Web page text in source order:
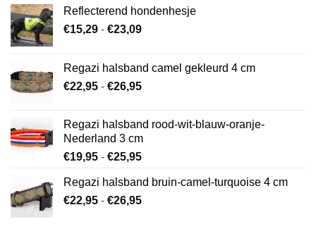
Reflecterend hondenhesje
€15,29 - €23,09Prijsklasse:
€23,09
Regazi halsband camel gekleurd 4 cm
€22,95 - €26,95Prijsklasse:
€26,95
Regazi halsband rood-wit-blauw-oranje-
Nederland 3 cm
€19,95 - €25,95Prijsklasse:
tot
€25,95
Regazi halsband bruin-camel-turquoise 4 cm
€22,95 - €26,95Prijsklasse: